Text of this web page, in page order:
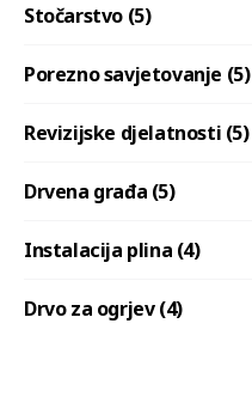
Stočarstvo (5)
Porezno savjetovanje (5)
Revizijske djelatnosti (5)
Drvena građa (5)
Instalacija plina (4)
Drvo za ogrjev (4)